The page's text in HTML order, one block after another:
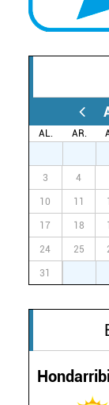
AL. AR.
3 4
10 11
17 18
24 25
31